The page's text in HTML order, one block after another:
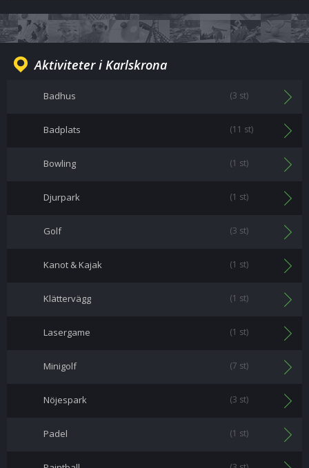
Aktiviteter i Karlskrona
Badhus (3 st)
Badplats (11 st)
Bowling (1 st)
Djurpark (1 st)
Golf (3 st)
Kanot & Kajak (1 st)
Klättervägg (1 st)
Lasergame (1 st)
Minigolf (7 st)
Nöjespark (3 st)
Padel (1 st)